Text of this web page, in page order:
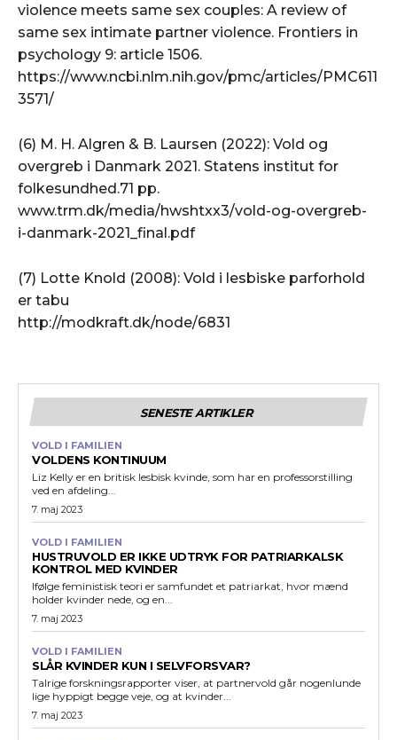
violence meets same sex couples: A review of
same sex intimate partner violence. Frontiers in
psychology 9: article 1506.
https://www.ncbi.nlm.nih.gov/pmc/articles/PMC611
3571/
(6) M. H. Algren & B. Laursen (2022): Vold og
overgreb i Danmark 2021. Statens institut for
folkesundhed.71 pp.
www.trm.dk/media/hwshtxx3/vold-og-overgreb-
i-danmark-2021_final.pdf
(7) Lotte Knold (2008): Vold i lesbiske parforhold
er tabu
http://modkraft.dk/node/6831
SENESTE ARTIKLER
VOLD I FAMILIEN
VOLDENS KONTINUUM
Liz Kelly er en britisk lesbisk kvinde, som har en professorstilling
ved en afdeling...
7. maj 2023
VOLD I FAMILIEN
HUSTRUVOLD ER IKKE UDTRYK FOR PATRIARKALSK
KONTROL MED KVINDER
Ifølge feministisk teori er samfundet et patriarkat, hvor mænd
holder kvinder nede, og en...
7. maj 2023
VOLD I FAMILIEN
SLÅR KVINDER KUN I SELVFORSVAR?
Talrige forskningsrapporter viser, at partnervold går nogenlunde
lige hyppigt begge veje, og at kvinder...
7. maj 2023